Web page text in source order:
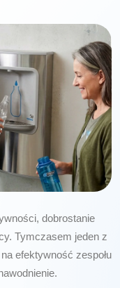
dobrostanie
Tymczasem jeden z
efektywność zespołu